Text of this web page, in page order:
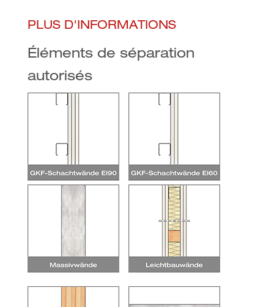
PLUS D'INFORMATIONS
Éléments de séparation
autorisés